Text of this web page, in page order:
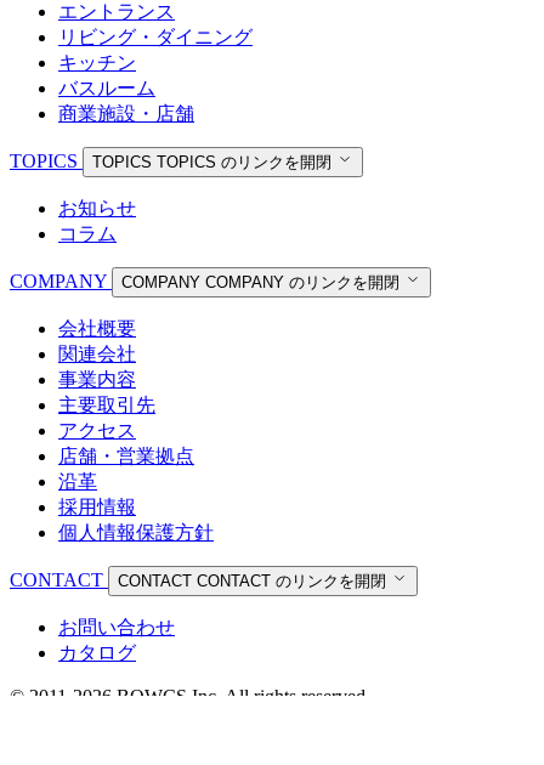
エントランス
リビング・ダイニング
キッチン
バスルーム
商業施設・店舗
TOPICS TOPICS TOPICS のリンクを開閉
お知らせ
コラム
COMPANY COMPANY COMPANY のリンクを開閉
会社概要
関連会社
事業内容
主要取引先
アクセス
店舗・営業拠点
沿革
採用情報
個人情報保護方針
CONTACT CONTACT CONTACT のリンクを開閉
お問い合わせ
カタログ
© 2011-2026 BOWCS Inc. All rights reserved.